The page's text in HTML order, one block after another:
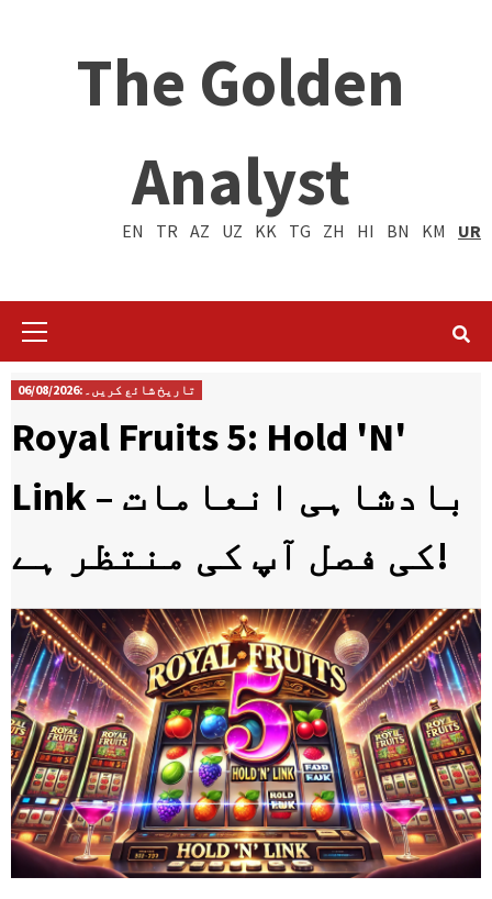
The Golden
Analyst
EN TR AZ UZ KK TG ZH HI BN KM UR
تاریخ شائع کریں۔:06/08/2026
Royal Fruits 5: Hold 'N'
Link – بادشاہی انعامات
کی فصل آپ کی منتظر ہے!